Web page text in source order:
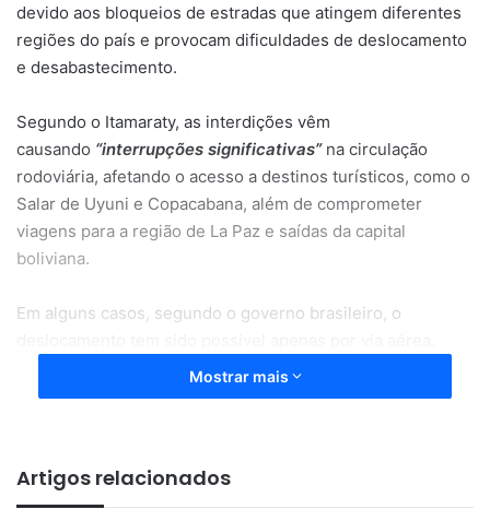
devido aos bloqueios de estradas que atingem diferentes
regiões do país e provocam dificuldades de deslocamento
e desabastecimento.
Segundo o Itamaraty, as interdições vêm
causando “interrupções significativas”na circulação
rodoviária, afetando o acesso a destinos turísticos, como o
Salar de Uyuni e Copacabana, além de comprometer
viagens para a região de La Paz e saídas da capital
boliviana.
Em alguns casos, segundo o governo brasileiro, o
Crise na Bolívia
política e social na Bolívia.
Desde o início de maio, o governo do presidente
Mostrar mais
Artigos relacionados